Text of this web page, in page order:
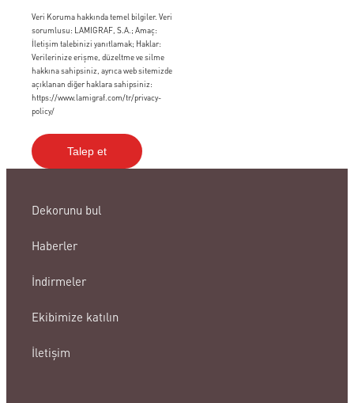
Veri Koruma hakkında temel bilgiler. Veri
sorumlusu: LAMIGRAF, S.A.; Amaç:
İletişim talebinizi yanıtlamak; Haklar:
Verilerinize erişme, düzeltme ve silme
hakkına sahipsiniz, ayrıca web sitemizde
açıklanan diğer haklara sahipsiniz:
https://www.lamigraf.com/tr/privacy-
policy/
Dekorunu bul
Haberler
İndirmeler
Ekibimize katılın
İletişim